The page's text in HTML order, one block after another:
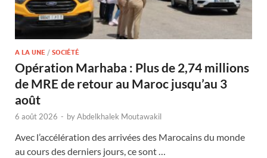
A LA UNE / SOCIÉTÉ
Opération Marhaba : Plus de 2,74 millions
de MRE de retour au Maroc jusqu’au 3
août
6 août 2026 - byAbdelkhalek Moutawakil
Avec l’accélération des arrivées des Marocains du monde
au cours des derniers jours, ce sont …